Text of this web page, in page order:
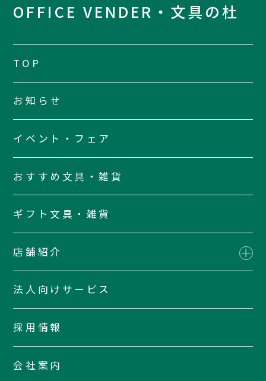
OFFICE VENDER・文具の杜
TOP
お知らせ
イベント・フェア
おすすめ文具・雑貨
ギフト文具・雑貨
店舗紹介
法人向けサービス
採用情報
会社案内